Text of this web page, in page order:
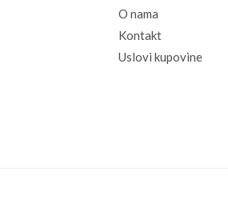
O nama
Kontakt
Uslovi kupovine